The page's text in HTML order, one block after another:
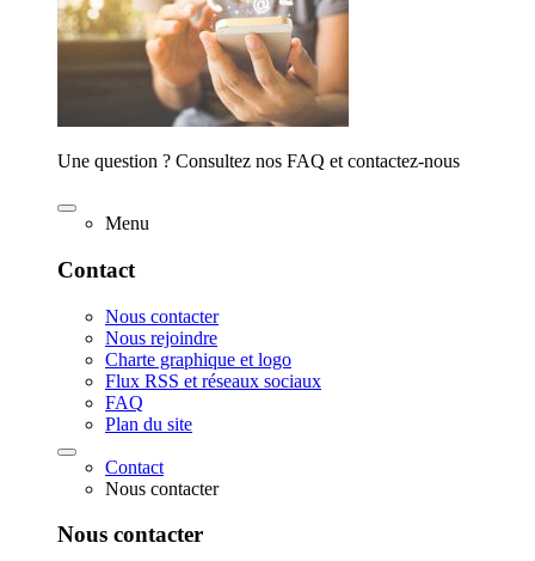
Une question ? Consultez nos FAQ et contactez-nous
Menu
Contact
Nous contacter
Nous rejoindre
Charte graphique et logo
Flux RSS et réseaux sociaux
FAQ
Plan du site
Contact
Nous contacter
Nous contacter